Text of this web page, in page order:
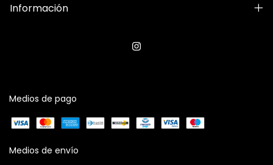
Información
Medios de pago
Medios de envío